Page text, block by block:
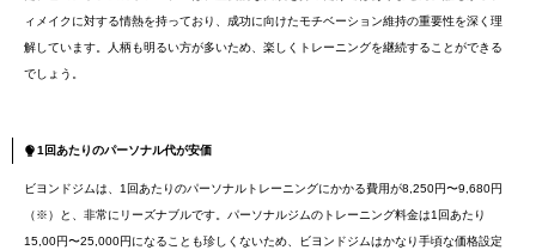
ィメイクに対する情熱を持っており、成功に向けたモチベーション維持の重要性を深く理
解しています。人柄も明るい方が多いため、楽しくトレーニングを継続することができる
でしょう。
1回あたりのパーソナル代が安価
ビヨンドジムは、1回あたりのパーソナルトレーニングにかかる費用が8,250円〜9,680円
（※）と、非常にリーズナブルです。パーソナルジムのトレーニング料金は1回あたり
15,00円〜25,000円になることも珍しくないため、ビヨンドジムはかなり手頃な価格設定